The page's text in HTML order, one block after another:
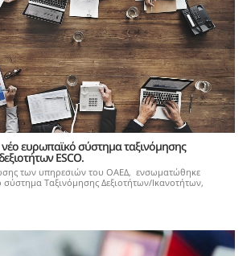
ευρωπαϊκό σύστημα ταξινόμησης
ESCO.
των υπηρεσιών του ΟΑΕΔ, ενσωματώθηκε
Ταξινόμησης Δεξιοτήτων/Ικανοτήτων,